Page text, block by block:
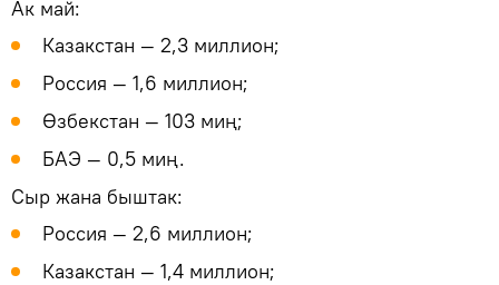
Ак май:
Казакстан — 2,3 миллион;
Россия — 1,6 миллион;
Өзбекстан — 103 миң;
БАЭ — 0,5 миң.
Сыр жана быштак:
Россия — 2,6 миллион;
Казакстан — 1,4 миллион;